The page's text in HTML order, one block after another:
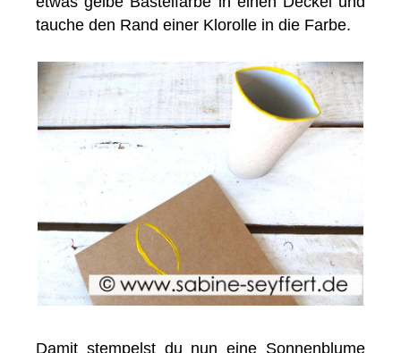
tauche den Rand einer Klorolle in die Farbe.
Damit stempelst du nun eine Sonnenblume